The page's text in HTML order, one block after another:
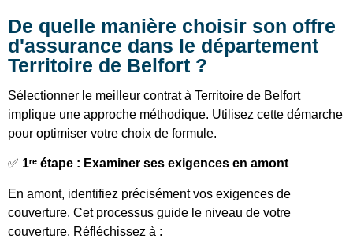
De quelle manière choisir son offre
d'assurance dans le département
Territoire de Belfort ?
Sélectionner le meilleur contrat à Territoire de Belfort
implique une approche méthodique. Utilisez cette démarche
pour optimiser votre choix de formule.
✅ 1ʳᵉ étape : Examiner ses exigences en amont
En amont, identifiez précisément vos exigences de
couverture. Cet processus guide le niveau de votre
couverture. Réfléchissez à :